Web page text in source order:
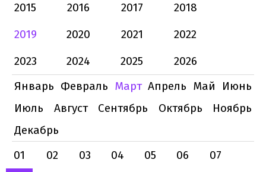
2015
2016 2017
2018
2019
2020 2021
2022
2023
2024 2025
2026
Январь Февраль Март Апрель Май
Июнь
Июль
Август Сентябрь Октябрь
Ноябрь
Декабрь
01
02 03 04 05 06
07